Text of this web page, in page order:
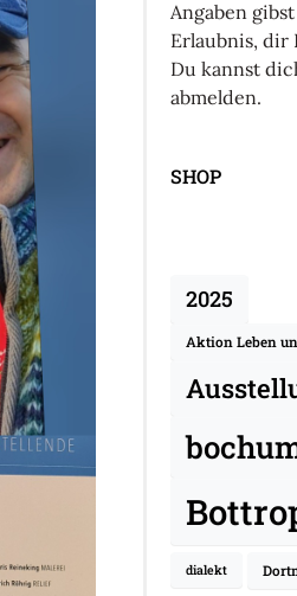
Angaben
Erlaubnis, dir
Du kannst
abmelden.
SHOP
2025
Aktion Leben
dialekt